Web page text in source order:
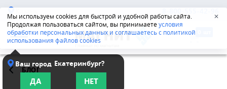
Мы используем cookies для быстрой и удобной работы сайта.
Продолжая пользоваться сайтом, вы принимаетеусловия
обработки персональных данных и соглашаетесь с политикой
использования файлов cookies
✕
Казань 8-800-555-42-96
Ваш город Екатеринбург?
ДА НЕТ
БЛОГ